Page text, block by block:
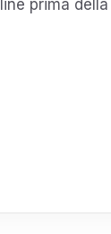
prima